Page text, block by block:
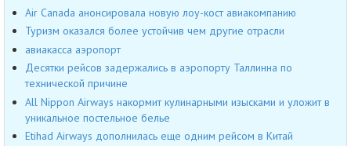
Air Canada анонсировала новую лоу-кост авиакомпанию
Туризм оказался более устойчив чем другие отрасли
авиакасса аэропорт
Десятки рейсов задержались в аэропорту Таллинна по
технической причине
All Nippon Airways накормит кулинарными изысками и уложит в
уникальное постельное белье
Etihad Airways дополнилась еще одним рейсом в Китай